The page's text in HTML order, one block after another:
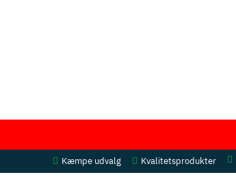
Kæmpe udvalg Kvalitetsprodukter